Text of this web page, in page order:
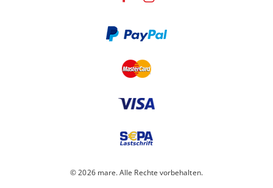
© 2026 mare. Alle Rechte vorbehalten.